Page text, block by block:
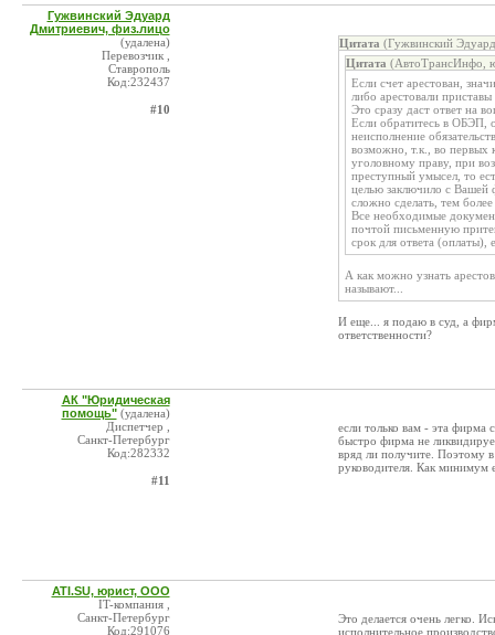
Гужвинский Эдуард
Дмитриевич, физ.лицо
(удалена)
Перевозчик ,
Ставрополь
Код:232437
#10
Цитата (Гужвинский
Цитата (АвтоТрансИнфо,
Если счет арестован,
либо арестовали
Это сразу даст ответ на
Если обратитесь в ОБЭП,
неисполнение
возможно, т.к., во первых
уголовному праву, при
преступный умысел, то
целью заключило с Вашей
сложно сделать, тем
Все необходимые
почтой письменную
срок для ответа (оплаты),
А как можно узнать
называют...
И еще... я подаю в суд, а
ответственности?
АК "Юридическая
помощь" (удалена)
Диспетчер ,
Санкт-Петербург
Код:282332
#11
если только вам - эта фирма
быстро фирма не
вряд ли получите. Поэтому
руководителя. Как минимум
ATI.SU, юрист, ООО
IT-компания ,
Санкт-Петербург
Код:291076
Это делается очень легко.
исполнительное